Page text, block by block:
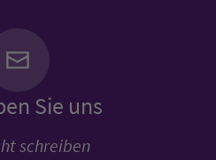
Sie uns
schreiben